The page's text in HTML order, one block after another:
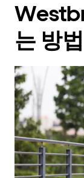
작
하
려
면
래
화
살
표
키
를
눌
러
날
는 방법